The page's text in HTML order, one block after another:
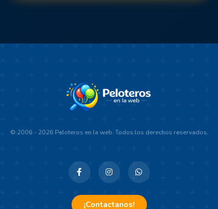
© 2006 - 2026 Peloteros en la web. Todos los derechos reservados.
¡Contactanos!